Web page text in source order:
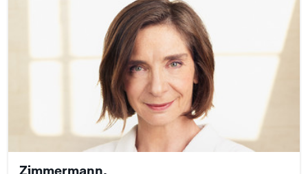
Zimmermann,